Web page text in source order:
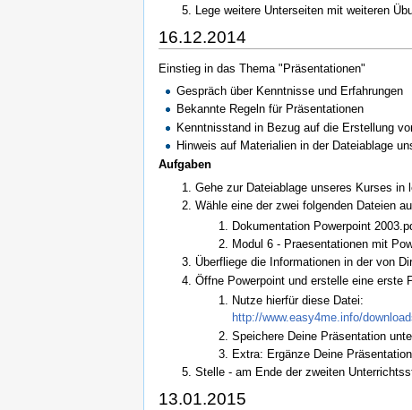
Lege weitere Unterseiten mit weiteren
16.12.2014
Einstieg in das Thema "Präsentationen"
Gespräch über Kenntnisse und Erfahrungen
Bekannte Regeln für Präsentationen
Kenntnisstand in Bezug auf die Erstellung
Hinweis auf Materialien in der Dateiablage
Aufgaben
Gehe zur Dateiablage unseres Kurses in
Wähle eine der zwei folgenden Dateien
Dokumentation Powerpoint
Modul 6 - Praesentationen mit
Überfliege die Informationen in der von
Öffne Powerpoint und erstelle eine erste
Nutze hierfür diese Datei:
http://www.easy4me.info/
Speichere Deine Präsentation
Extra: Ergänze Deine
Stelle - am Ende der zweiten
13.01.2015